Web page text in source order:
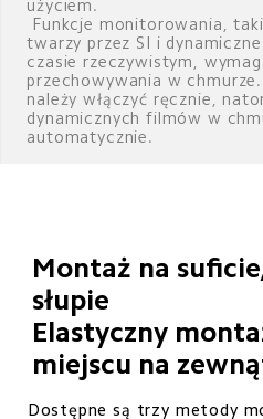
użyciem.
twarzy przez SI i
czasie rzeczywistym,
przechowywania w
należy włączyć ręcznie,
dynamicznych filmów w
automatycznie.
Montaż na
słupie
Elastyczny
miejscu na
Dostępne są trzy metody